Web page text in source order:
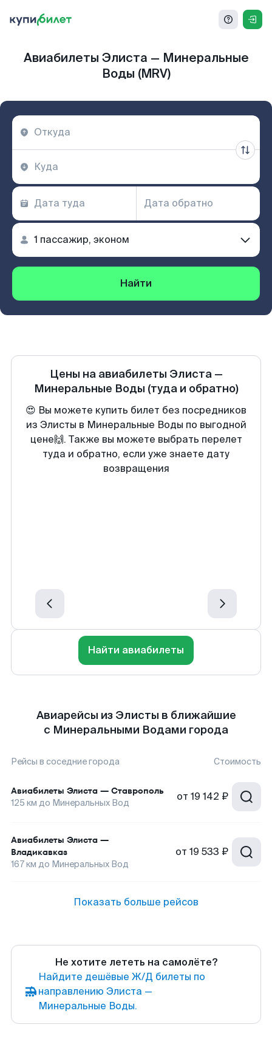
Авиабилеты Элиста — Минеральные
Воды (MRV)
Найти
Цены на авиабилеты Элиста—
Минеральные Воды (туда и обратно)
😍 Вы можете купить билет без посредников
из Элисты в Минеральные Воды по выгодной
цене🙌. Также вы можете выбрать перелет
туда и обратно, если уже знаете дату
возвращения
Найти авиабилеты
Авиарейсы из Элисты в ближайшие
с Минеральными Водами города
Рейсы в соседние города Стоимость
Авиабилеты Элиста — Ставрополь
125 км до Минеральных Вод от 19 142 ₽
Авиабилеты Элиста —
Владикавказ
167км до Минеральных Вод
от 19 533 ₽
Показать больше рейсов
Не хотите лететь на самолёте?
Найдите дешёвые Ж/Д билеты по
направлению Элиста —
Минеральные Воды.